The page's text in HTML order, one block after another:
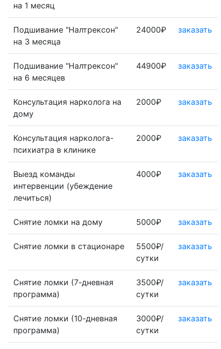
на 1 месяц
Подшивание "Налтрексон"
на 3 месяца
24000₽ заказать
Подшивание "Налтрексон"
на 6 месяцев
44900₽ заказать
Консультация нарколога на
дому
2000₽ заказать
Консультация нарколога-
психиатра в клинике
2000₽ заказать
Выезд команды
интервенции (убеждение
лечиться)
4000₽ заказать
Снятие ломки на дому 5000₽ заказать
Снятие ломки в стационаре
5500₽/
сутки
заказать
Снятие ломки (7-дневная
программа)
3500₽/
сутки
заказать
Снятие ломки (10-дневная
программа)
3000₽/
сутки
заказать